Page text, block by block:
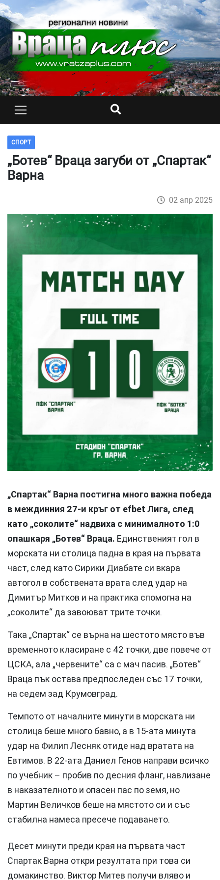
СПОРТ
„Ботев“ Враца загуби от „Спартак“
Варна
02 апр 2025
„Спартак“ Варна постигна много важна победа
в междинния 27-и кръг от efbet Лига, след
като „соколите“ надвиха с минималното 1:0
опашкаря „Ботев“ Враца. Единственият гол в
морската ни столица падна в края на първата
част, след като Сирики Диабате си вкара
автогол в собствената врата след удар на
Димитър Митков и на практика спомогна на
„соколите“ да завоюват трите точки.
Така „Спартак“ се върна на шестото място във
временното класиране с 42 точки, две повече от
ЦСКА, ала „червените“ са с мач пасив. „Ботев“
Враца пък остава предпоследен със 17 точки,
на седем зад Крумовград.
Темпото от началните минути в морската ни
столица беше много бавно, а в 15-ата минута
удар на Филип Лесняк отиде над вратата на
Евтимов. В 22-ата Даниел Генов направи всичко
по учебник – пробив по десния фланг, навлизане
в наказателното и опасен пас по земя, но
Мартин Величков беше на мястото си и със
стабилна намеса пресече подаването.
Десет минути преди края на първата част
Спартак Варна откри резултата при това си
домакинство. Виктор Митев получи вляво и